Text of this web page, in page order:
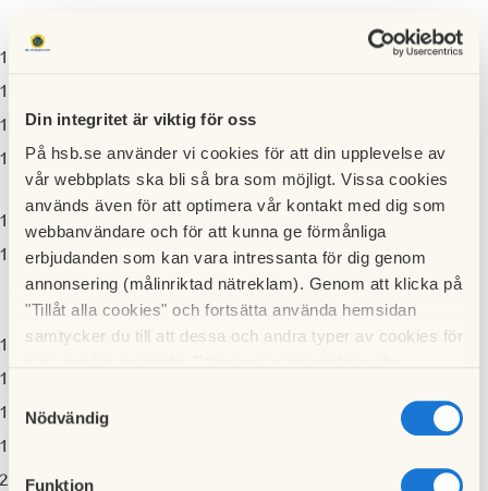
Din integritet är viktig för oss
På hsb.se använder vi cookies för att din upplevelse av
vår webbplats ska bli så bra som möjligt. Vissa cookies
används även för att optimera vår kontakt med dig som
webbanvändare och för att kunna ge förmånliga
erbjudanden som kan vara intressanta för dig genom
annonsering (målinriktad nätreklam). Genom att klicka på
"Tillåt alla cookies" och fortsätta använda hemsidan
samtycker du till att dessa och andra typer av cookies för
cookies och välja att endast tillåta ett urval.
Nödvändig
Funktion
beslut om fastställande av resultaträkning och balansräkning
beslut i anledning av bostadsrättsföreningens vinst eller förlust enligt
den fastställda balansräkningen
beslut om arvoden och principer för andra ekonomiska ersättningar för
styrelsens ledamöter, revisorer, valberedning och de andra
förtroendevalda som valts av föreningsstämman
beslut om antal styrelseledamöter och suppleanter
presentation av HSB-ledamot
val av revisor/er och suppleant